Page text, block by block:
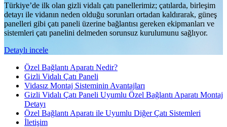
Türkiye’de ilk olan gizli vidalı çatı panellerimiz; çatılarda, birleşim
detayı ile vidanın neden olduğu sorunları ortadan kaldırarak, güneş
panelleri gibi çatı paneli üzerine bağlantısı gereken ekipmanları ve
sistemleri çatı panelini delmeden sorunsuz kurulumunu sağlıyor.
Detaylı incele
Özel Bağlantı Aparatı Nedir?
Gizli Vidalı Çatı Paneli
Vidasız Montaj Sisteminin Avantajları
Gizli Vidalı Çatı Paneli Uyumlu Özel Bağlantı Aparatı Montaj
Detayı
Özel Bağlantı Aparatı ile Uyumlu Diğer Çatı Sistemleri
İletişim